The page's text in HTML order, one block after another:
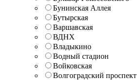
Бунинская Аллея
Бутырская
Варшавская
ВДНХ
Владыкино
Водный стадион
Войковская
Волгоградский проспект